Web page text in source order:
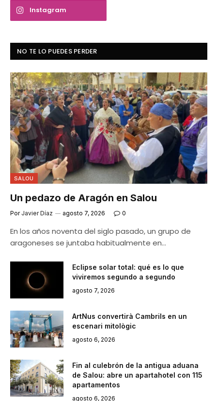
Instagram
NO TE LO PUEDES PERDER
SALOU
Un pedazo de Aragón en Salou
Por Javier Díaz agosto 7, 2026 0
En los años noventa del siglo pasado, un grupo de
aragoneses se juntaba habitualmente en…
Eclipse solar total: qué es lo que
viviremos segundo a segundo
agosto 7, 2026
ArtNus convertirà Cambrils en un
escenari mitològic
agosto 6, 2026
Fin al culebrón de la antigua aduana
de Salou: abre un apartahotel con 115
apartamentos
agosto 6, 2026